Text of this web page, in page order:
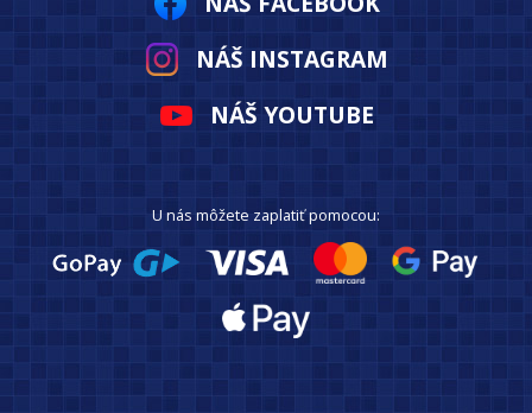
NÁŠ INSTAGRAM
NÁŠ YOUTUBE
U nás môžete zaplatiť pomocou: